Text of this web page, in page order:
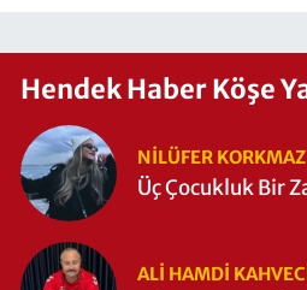
Hendek Haber Köşe
NILÜFER KORKMAZ
Üç Çocukluk Bir
ALI HAMDI